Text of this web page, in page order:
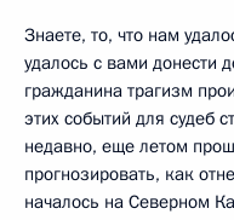
Знаете, то, что нам
удалось с вами донести
гражданина трагизм
этих событий для судеб
недавно, еще летом
прогнозировать, как
началось на Северном